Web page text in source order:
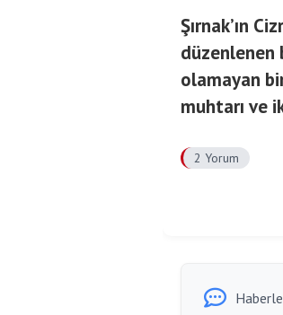
Şırnak’ın
düzenlenen
olamayan
muhtarı ve
2 Yorum